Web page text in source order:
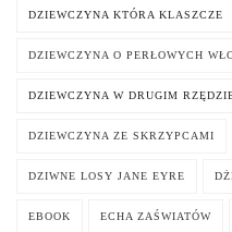
DZIEWCZYNA KTÓRA KLASZCZE
DZIEWCZYNA O PERŁOWYCH
DZIEWCZYNA W DRUGIM
DZIEWCZYNA ZE SKRZYPCAMI
DZIWNE LOSY JANE EYRE
EBOOK ECHA ZAŚWIATÓW